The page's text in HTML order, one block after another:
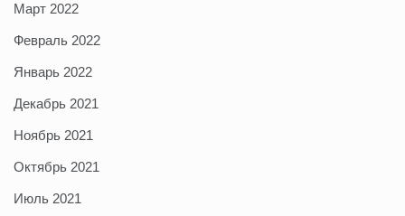
Март 2022
Февраль 2022
Январь 2022
Декабрь 2021
Ноябрь 2021
Октябрь 2021
Июль 2021